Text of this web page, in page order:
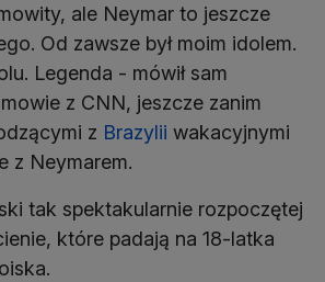
ale Neymar to jeszcze
Od zawsze był moim idolem.
Legenda - mówił sam
z CNN, jeszcze zanim
z Brazylii wakacyjnymi
z Neymarem.
tak spektakularnie rozpoczętej
które padają na 18-latka